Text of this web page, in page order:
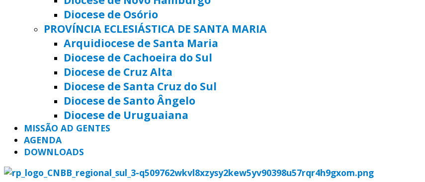
Diocese de Osório
PROVÍNCIA ECLESIÁSTICA DE SANTA MARIA
Arquidiocese de Santa Maria
Diocese de Cachoeira do Sul
Diocese de Cruz Alta
Diocese de Santa Cruz do Sul
Diocese de Santo Ângelo
Diocese de Uruguaiana
MISSÃO AD GENTES
AGENDA
DOWNLOADS